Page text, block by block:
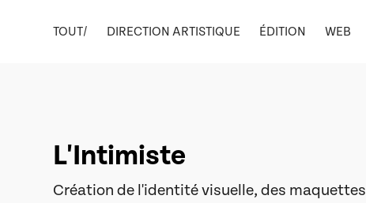
TOUT/ DIRECTION ARTISTIQUE ÉDITION WEB
L'Intimiste
Création de l'identité visuelle, des maquettes